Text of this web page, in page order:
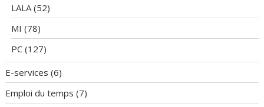
LALA(52)
MI (78)
PC (127)
E-services (6)
Emploi du temps (7)